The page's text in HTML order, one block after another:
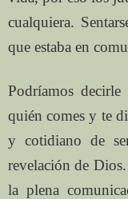
cualquiera.
que estaba en
Podríamos decirle
quién comes y te
y cotidiano de
revelación de
la plena